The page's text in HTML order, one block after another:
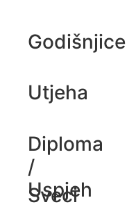
Godišnjice
Utjeha
Diploma
/
Uspjeh
Sveci